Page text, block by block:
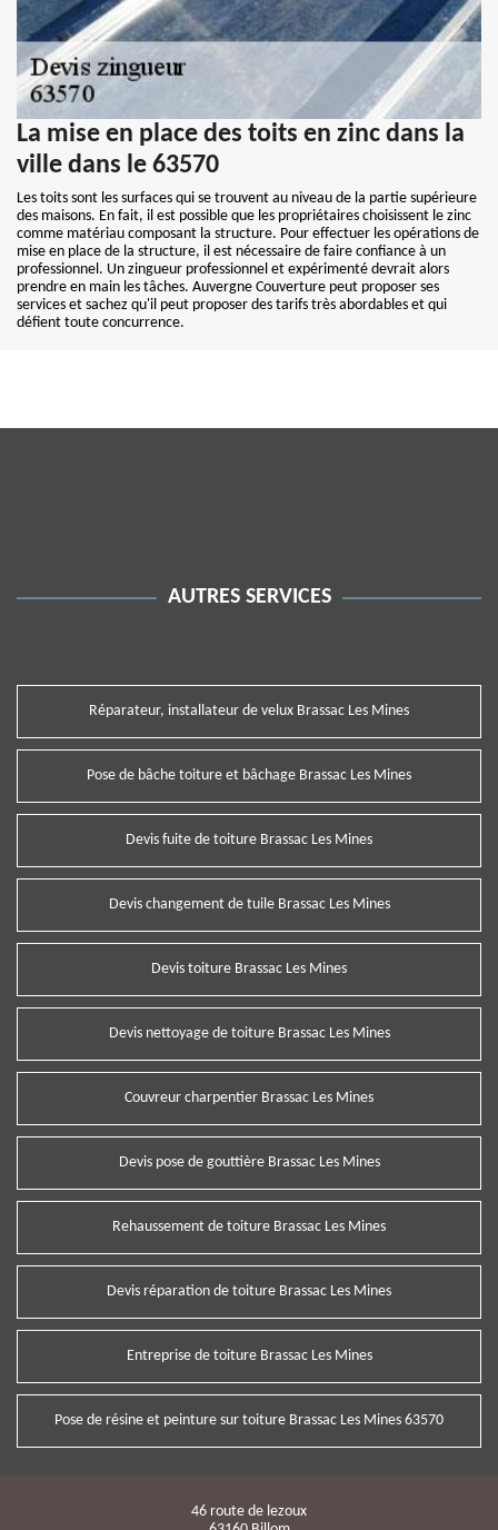
La mise en place des toits en zinc dans la
ville dans le 63570
Les toits sont les surfaces qui se trouvent au niveau de la partie supérieure
des maisons. En fait, il est possible que les propriétaires choisissent le zinc
comme matériau composant la structure. Pour effectuer les opérations de
mise en place de la structure, il est nécessaire de faire confiance à un
professionnel. Un zingueur professionnel et expérimenté devrait alors
prendre en main les tâches. Auvergne Couverture peut proposer ses
services et sachez qu'il peut proposer des tarifs très abordables et qui
défient toute concurrence.
AUTRES SERVICES
Réparateur, installateur de velux Brassac Les Mines
Pose de bâche toiture et bâchage Brassac Les Mines
Devis fuite de toiture Brassac Les Mines
Devis changement de tuile Brassac Les Mines
Devis toiture Brassac Les Mines
Devis nettoyage de toiture Brassac Les Mines
Couvreur charpentier Brassac Les Mines
Devis pose de gouttière Brassac Les Mines
Rehaussement de toiture Brassac Les Mines
Devis réparation de toiture Brassac Les Mines
Entreprise de toiture Brassac Les Mines
Pose de résine et peinture sur toiture Brassac Les Mines 63570
46 route de lezoux